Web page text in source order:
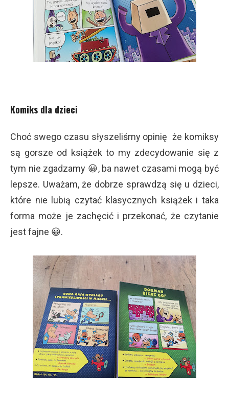
Komiks dla dzieci
Choć swego czasu słyszeliśmy opinię że komiksy
są gorsze od książek to my zdecydowanie się z
tym nie zgadzamy 😀, ba nawet czasami mogą być
lepsze. Uważam, że dobrze sprawdzą się u dzieci,
które nie lubią czytać klasycznych książek i taka
forma może je zachęcić i przekonać, że czytanie
jest fajne 😀.